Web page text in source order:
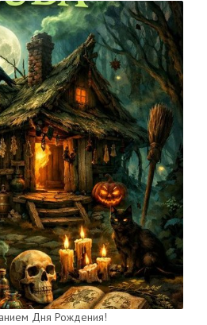
Дня Рождения!